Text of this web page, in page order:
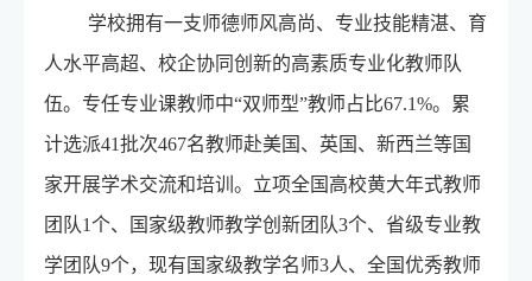
学校拥有一支师德师风高尚、专业技能精湛、育
人水平高超、校企协同创新的高素质专业化教师队
伍。专任专业课教师中“双师型”教师占比67.1%。累
计选派41批次467名教师赴美国、英国、新西兰等国
家开展学术交流和培训。立项全国高校黄大年式教师
团队1个、国家级教师教学创新团队3个、省级专业教
学团队9个，现有国家级教学名师3人、全国优秀教师